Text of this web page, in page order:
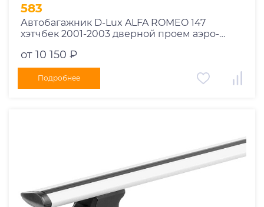
583
Автобагажник D-Lux ALFA ROMEO 147
хэтчбек 2001-2003 дверной проем аэро-
от 10 150 ₽
Подробнее